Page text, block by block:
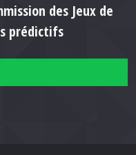
des Jeux de
prédictifs